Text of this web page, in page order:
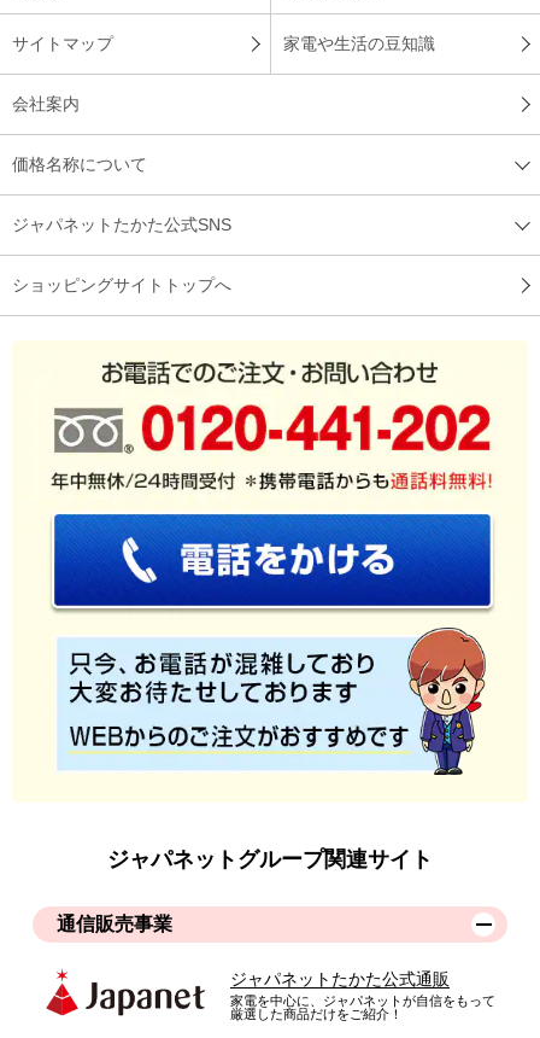
サイトマップ 家電や生活の豆知識
会社案内
価格名称について
ジャパネットたかた公式SNS
ショッピングサイトトップへ
ジャパネットグループ関連サイト
通信販売事業
ジャパネットたかた公式通販
家電を中心に、ジャパネットが自信をもって
厳選した商品だけをご紹介！